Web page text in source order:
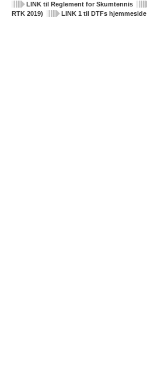
LINK til Reglement for Skumtennis
RTK 2019)
LINK 1 til DTFs hjemmeside